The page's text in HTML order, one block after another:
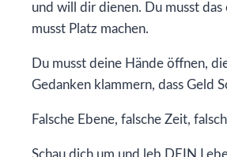
und will dir dienen. Du musst das
musst Platz machen.
Du musst deine Hände öffnen,
Gedanken klammern, dass Geld
Falsche Ebene, falsche Zeit,
Schau dich um und leb DEIN